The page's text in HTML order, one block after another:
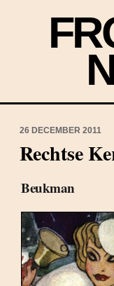
26 DECEMBER 2011
Rechtse
Beukman